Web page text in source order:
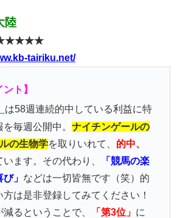
陸
★★★★★★
tairiku.net/
ト】
は58週連続的中している利益に特
毎週公開中。 ナイチンゲールの
の生物学を取りいれて、 的中、
ます。その代わり、
「競馬の楽
」 などは一切皆無です（笑）的
は是非登録してみてください！
るということで、
「第3位」 に